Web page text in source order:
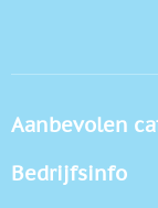
Aanbevolen
Bedrijfsinfo